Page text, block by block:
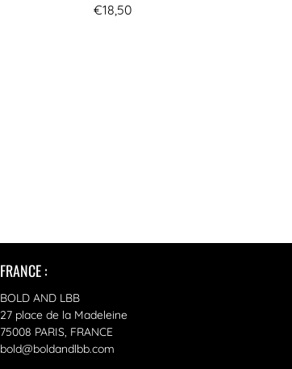
€18,50
FRANCE :
BOLD AND LBB
27 place de la Madeleine
75008 PARIS, FRANCE
bold@boldandlbb.com